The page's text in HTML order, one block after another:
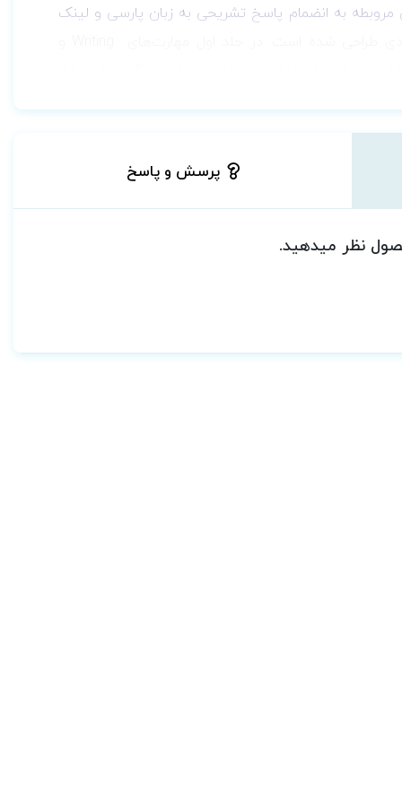
به انضمام پاسخ تشریحی به زبان پارسی و لینک
شده اند. پاسخ‌های هر مهارت در انتهای آن مهارت قرار
کامل و پاسخ مهارت‌های Reading در انتهای مهارت Reading قبل از شروع مهارت Speaking آمده است که داوطلبان می توانند با مراجعه به فهرست
قرار داده شده است که
اصلی آیلتس تخمین بزنند. پاسخ هر آزمون و متن
از دیگری می‌باشد، انجام آزمون‌های کامل هر دو
پرسش و پاسخ
نظر میدهید.